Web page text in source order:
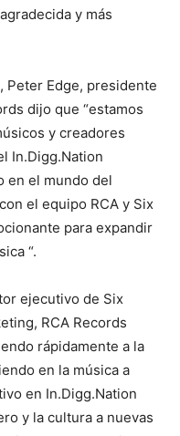
y más
Peter Edge, presidente
dijo que “estamos
y creadores
In.Digg.Nation
en el mundo del
el equipo RCA y Six
para expandir
“.
ejecutivo de Six
RCA Records
rápidamente a la
en la música a
en In.Digg.Nation
y la cultura a nuevas